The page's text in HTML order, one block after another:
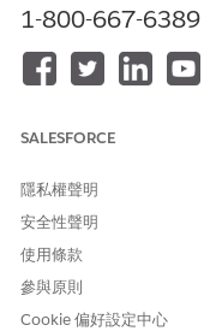
嘗試處理要求。如果嘗試
知帳戶。如果嘗試失敗,則
示」服務流程。
在設定「快速尋找」方
按一下「
搜尋「
指示」協調流程範本。
請儲存您的變更。
輸入協調流程的標
1-800-667-6389
SALESFORCE
隱私權聲明
安全性聲明
使用條款
參與原則
Cookie 偏好設定中心